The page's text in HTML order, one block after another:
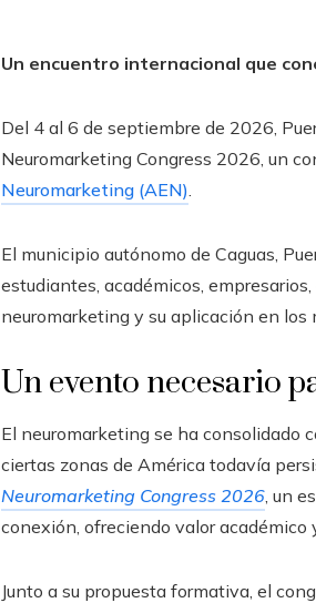
Un encuentro internacional que
Del 4 al 6 de septiembre de 2026,
Neuromarketing Congress 2026, un
Neuromarketing (AEN).
El municipio autónomo de Caguas,
estudiantes, académicos,
neuromarketing y su aplicación en los
Un evento necesario
El neuromarketing se ha consolidado
ciertas zonas de América todavía
Neuromarketing Congress 2026, un
conexión, ofreciendo valor
Junto a su propuesta formativa, el